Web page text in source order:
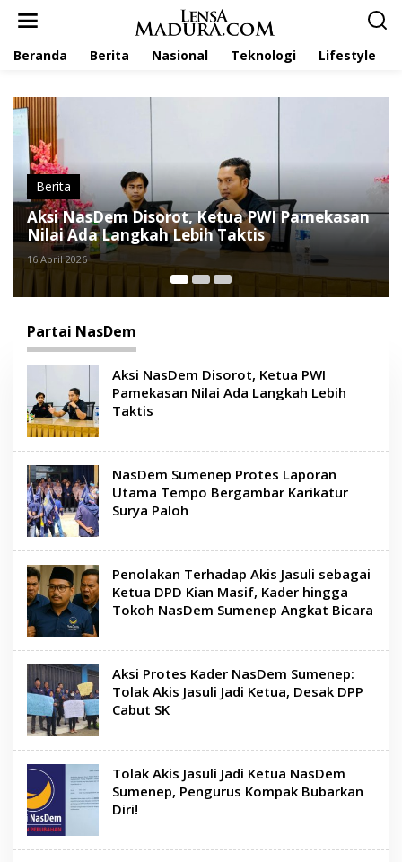
Beranda Berita Nasional Teknologi Lifestyle
Berita
Aksi NasDem Disorot, Ketua PWI Pamekasan
Nilai Ada Langkah Lebih Taktis
16 April 2026
Partai NasDem
Aksi NasDem Disorot, Ketua PWI
Pamekasan Nilai Ada Langkah Lebih
Taktis
NasDem Sumenep Protes Laporan
Utama Tempo Bergambar Karikatur
Surya Paloh
Penolakan Terhadap Akis Jasuli sebagai
Ketua DPD Kian Masif, Kader hingga
Tokoh NasDem Sumenep Angkat Bicara
Aksi Protes Kader NasDem Sumenep:
Tolak Akis Jasuli Jadi Ketua, Desak DPP
Cabut SK
Tolak Akis Jasuli Jadi Ketua NasDem
Sumenep, Pengurus Kompak Bubarkan
Diri!